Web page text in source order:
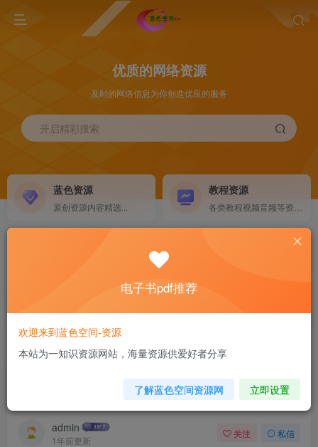
优质的网络资源
及时的网络信息为你创造优良的服务
开启精彩搜索
蓝色资源
原创资源内容精选...
教程资源
计算机 移动设备 软件下载....
电子书籍下载...
首页 AI技术 正文
AI自动写小说，一键生成120万字，躺着也能赚，
admin
1年前更新
关注 私信
电子书pdf推荐
欢迎来到蓝色空间-资源
本站为一知识资源网站，海量资源供爱好者分享
了解蓝色空间资源网 立即设置